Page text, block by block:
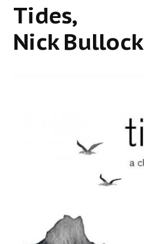
Tides,
Nick Bullock